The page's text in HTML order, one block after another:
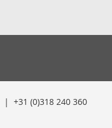
+31 (0)318 240 360